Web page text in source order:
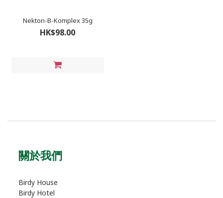
Nekton-B-Komplex 35g
HK$98.00
關於我們
Birdy House
Birdy Hotel